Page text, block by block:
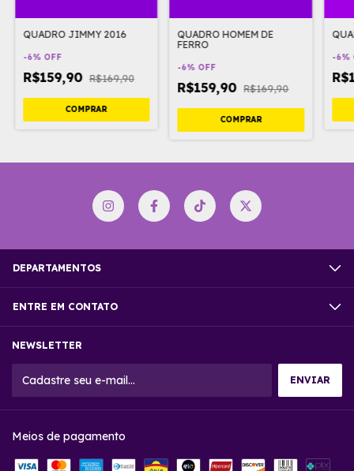
QUADRO JIMMY 2016
-6% OFF
R$159,90 R$169,90
QUADRO HOMEM DE
FERRO
-6% OFF
R$159,90 R$169,90
-6%
DEPARTAMENTOS
ENTRE EM CONTATO
NEWSLETTER
Meios de pagamento